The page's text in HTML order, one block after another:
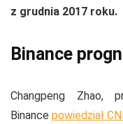
z grudnia 2017 roku.
Binance
Changpeng Zhao,
Binance powiedział